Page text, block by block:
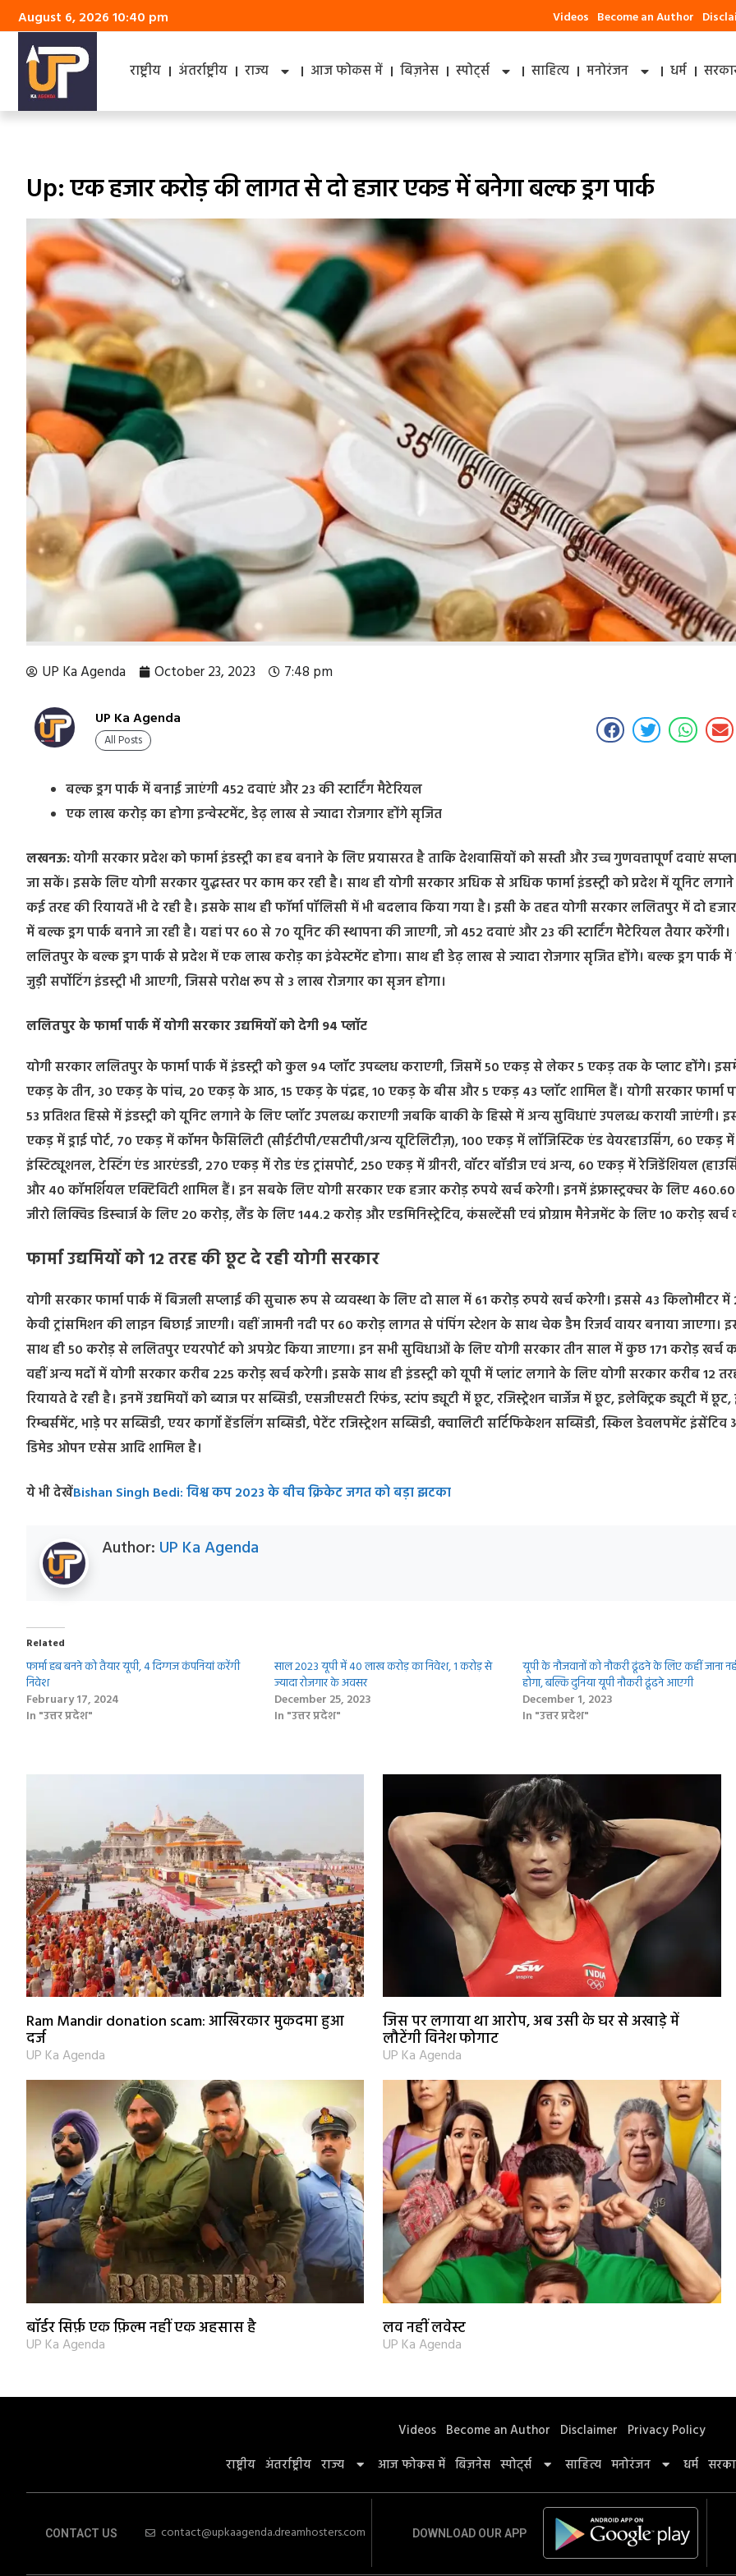
August 6, 2026 10:40 pm Videos Become an Author
राष्ट्रीय अंतर्राष्ट्रीय राज्य आज फोकस में बिज़नेस स्पोर्ट्स साहित्य मनोरंजन धर्म
Up: एक हजार करोड़ की लागत से दो हजार एकड में बनेगा बल्क ड्रग पार्क
UP Ka Agenda October 23, 2023 7:48 pm
UP Ka Agenda
All Posts
बल्क ड्रग पार्क में बनाई जाएंगी 452 दवाएं और 23 की स्टार्टिंग मैटेरियल
एक लाख करोड़ का होगा इन्वेस्टमेंट, डेढ़ लाख से ज्यादा रोजगार होंगे सृजित
लखनऊ:योगी सरकार प्रदेश को फार्मा इंडस्ट्री का हब बनाने के लिए प्रयासरत है ताकि देशवासियों को सस्ती और उच्च गुणवत्तापूर्ण दवाएं
जा सकें। इसके लिए योगी सरकार युद्धस्तर पर काम कर रही है। साथ ही योगी सरकार अधिक से अधिक फार्मा इंडस्ट्री को प्रदेश में यूनिट
कई तरह की रियायतें भी दे रही है। इसके साथ ही फाॅर्मा पॉलिसी में भी बदलाव किया गया है। इसी के तहत योगी सरकार ललितपुर में दो
में बल्क ड्रग पार्क बनाने जा रही है। यहां पर 60 से 70 यूनिट की स्थापना की जाएगी, जो 452 दवाएं और 23 की स्टार्टिंग मैटेरियल तैयार करेंगी।
ललितपुर के बल्क ड्रग पार्क से प्रदेश में एक लाख करोड़ का इंवेस्टमेंट होगा। साथ ही डेढ़ लाख से ज्यादा रोजगार सृजित होंगे। बल्क ड्रग पार्क में
जुड़ी सर्पोटिंग इंडस्ट्री भी आएगी, जिससे परोक्ष रूप से 3 लाख रोजगार का सृजन होगा।
ललितपुर के फार्मा पार्क में योगी सरकार उद्यमियों को देगी 94 प्लॉट
योगी सरकार ललितपुर के फार्मा पार्क में इंडस्ट्री को कुल 94 प्लॉट उपब्लध कराएगी, जिसमें 50 एकड़ से लेकर 5 एकड़ तक के प्लाट होंगे।
एकड़ के तीन, 30 एकड़ के पांच, 20 एकड़ के आठ, 15 एकड़ के पंद्रह, 10 एकड़ के बीस और 5 एकड़ 43 प्लॉट शामिल हैं। योगी सरकार फार्मा
53 प्रतिशत हिस्से में इंडस्ट्री को यूनिट लगाने के लिए प्लॉट उपलब्ध कराएगी जबकि बाकी के हिस्से में अन्य सुविधाएं उपलब्ध करायी जाएंगी।
एकड़ में ड्राई पोर्ट, 70 एकड़ में कॉमन फैसिलिटी (सीईटीपी/एसटीपी/अन्य यूटिलिटीज़), 100 एकड़ में लॉजिस्टिक एंड वेयरहाउसिंग, 60 एकड़ में
इंस्टिट्यूशनल, टेस्टिंग एंड आरएंडडी, 270 एकड़ में रोड एंड ट्रांसपोर्ट, 250 एकड़ में ग्रीनरी, वॉटर बॉडीज एवं अन्य, 60 एकड़ में रेजिडेंशियल
और 40 कॉमर्शियल एक्टिविटी शामिल हैं। इन सबके लिए योगी सरकार एक हजार करोड़ रुपये खर्च करेगी। इनमें इंफ्रास्ट्रक्चर के लिए
जीरो लिक्विड डिस्चार्ज के लिए 20 करोड़, लैंड के लिए 144.2 करोड़ और एडमिनिस्ट्रेटिव, कंसल्टेंसी एवं प्रोग्राम मैनेजमेंट के लिए 10 करोड़ खर्च
फार्मा उद्यमियों को 12 तरह की छूट दे रही योगी सरकार
योगी सरकार फार्मा पार्क में बिजली सप्लाई की सुचारू रूप से व्यवस्था के लिए दो साल में 61 करोड़ रुपये खर्च करेगी। इससे 43 किलोमीटर में
केवी ट्रांसमिशन की लाइन बिछाई जाएगी। वहीं जामनी नदी पर 60 करोड़ लागत से पंपिंग स्टेशन के साथ चेक डैम रिजर्व वायर बनाया जाएगा।
साथ ही 50 करोड़ से ललितपुर एयरपोर्ट काे अपग्रेट किया जाएगा। इन सभी सुविधाओं के लिए योगी सरकार तीन साल में कुछ 171 करोड़ खर्च
वहीं अन्य मदों में योगी सरकार करीब 225 करोड़ खर्च करेगी। इसके साथ ही इंडस्ट्री को यूपी में प्लांट लगाने के लिए योगी सरकार करीब 12
रियायते दे रही है। इनमें उद्यमियों को ब्याज पर सब्सिडी, एसजीएसटी रिफंड, स्टांप ड्यूटी में छूट, रजिस्ट्रेशन चार्जेज में छूट, इलेक्ट्रिक ड्यूटी में
रिम्बर्समेंट, भाड़े पर सब्सिडी, एयर कार्गो हेंडलिंग सब्सिडी, पेटेंट रजिस्ट्रेशन सब्सिडी, क्वालिटी सर्टिफिकेशन सब्सिडी, स्किल डेवलपमेंट इंसेंटिव
डिमेड ओपन एसेस आदि शामिल है।
ये भी देखेंBishan Singh Bedi: विश्व कप 2023 के बीच क्रिकेट जगत को बड़ा झटका
Author: UP Ka Agenda
Related
फार्मा हब बनने को तैयार यूपी, 4 दिग्गज कंपनियां करेंगी
निवेश
February 17, 2024
In "उत्तर प्रदेश"
साल 2023 यूपी में 40 लाख करोड़ का निवेश, 1 करोड़ से
ज्यादा रोजगार के अवसर
December 25, 2023
In "उत्तर प्रदेश"
यूपी के नौजवानों को नौकरी ढूंढने के लिए कहीं जाना
होगा, बल्कि दुनिया यूपी नौकरी ढूंढने आएगी
December 1, 2023
In "उत्तर प्रदेश"
Ram Mandir donation scam: आखिरकार मुकदमा हुआ
दर्ज
UP Ka Agenda
जिस पर लगाया था आरोप, अब उसी के घर से अखाड़े में
लौटेंगी विनेश फोगाट
UP Ka Agenda
बॉर्डर सिर्फ़ एक फ़िल्म नहीं एक अहसास है
UP Ka Agenda
लव नहीं लवेस्ट
UP Ka Agenda
Videos Become an Author Disclaimer Privacy Policy
राष्ट्रीय अंतर्राष्ट्रीय राज्य आज फोकस में बिज़नेस स्पोर्ट्स साहित्य मनोरंजन धर्म
CONTACT US contact@upkaagenda.dreamhosters.com DOWNLOAD OUR APP